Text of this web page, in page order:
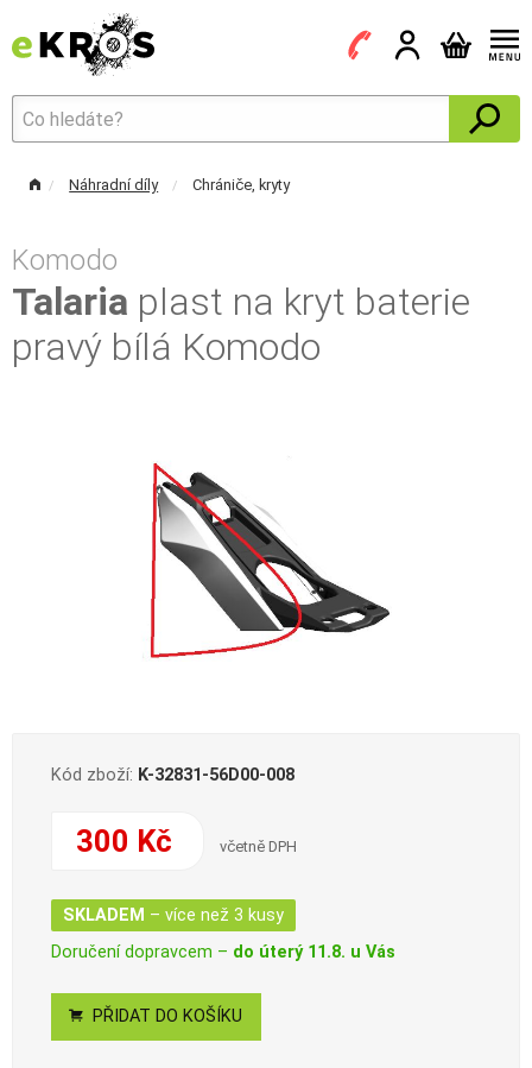
Náhradní díly Chrániče, kryty
Komodo
Talaria plast na kryt baterie
pravý bílá Komodo
Kód zboží: K-32831-56D00-008
300 Kč včetně DPH
SKLADEM – více než 3 kusy
Doručení dopravcem – do úterý 11.8. u Vás
PŘIDAT DO KOŠÍKU